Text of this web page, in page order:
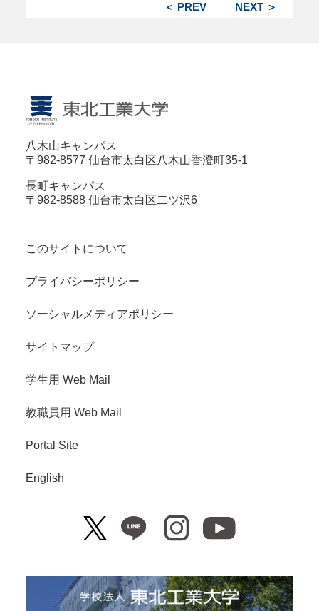
NEXT ＞
＜ PREV
八木山キャンパス
〒982-8577 仙台市太白区八木山香澄町35-1
長町キャンパス
〒982-8588 仙台市太白区二ツ沢6
このサイトについて
プライバシーポリシー
ソーシャルメディアポリシー
サイトマップ
学生用 Web Mail
教職員用 Web Mail
Portal Site
English